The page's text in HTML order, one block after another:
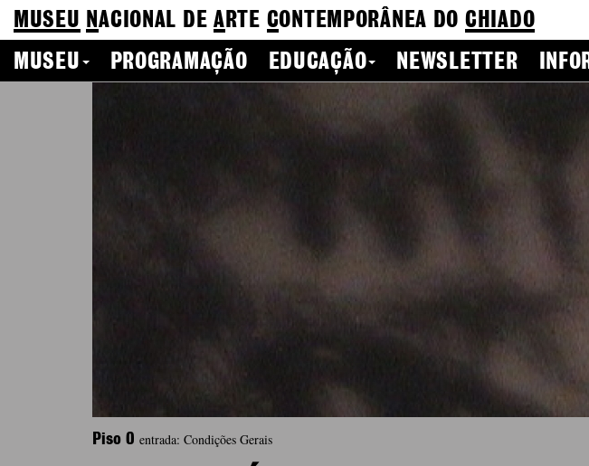
MUSEU NACIONAL DEA RTE CONTEMPORÂNEA DO CHIADO
MUSEU
PROGRAMAÇÃO EDUCAÇÃO NEWSLETTER
Piso 0 entrada: Condições Gerais